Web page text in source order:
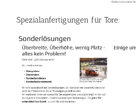
Spezialanfertigungen für Tore: